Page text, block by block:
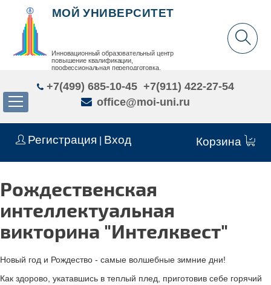
Регистрация Вход Корзина
МОЙ УНИВЕРСИТЕТ
Инновационный образовательный центр
повышение квалификации,
профессиональная переподготовка,
+7(499) 685-10-45 +7(911) 422-27-54
office@moi-uni.ru
Рождественская
интеллектуальная
викторина "Интелквест"
Новый год и Рождество - самые волшебные зимние дни!
Как здорово, укатавшись в теплый плед, приготовив себе горячий